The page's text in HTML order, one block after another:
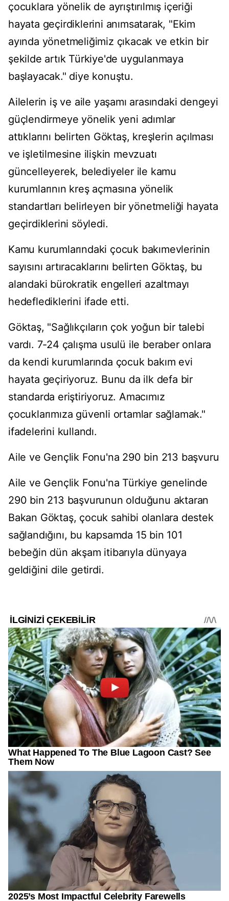
çocuklara yönelik de ayrıştırılmış içeriği
hayata geçirdiklerini anımsatarak, "Ekim
ayında yönetmeliğimiz çıkacak ve etkin bir
şekilde artık Türkiye'de uygulanmaya
başlayacak." diye konuştu.
Ailelerin iş ve aile yaşamı arasındaki dengeyi
güçlendirmeye yönelik yeni adımlar
attıklarını belirten Göktaş, kreşlerin açılması
ve işletilmesine ilişkin mevzuatı
güncelleyerek, belediyeler ile kamu
kurumlarının kreş açmasına yönelik
standartları belirleyen bir yönetmeliği hayata
geçirdiklerini söyledi.
Kamu kurumlarındaki çocuk bakımevlerinin
sayısını artıracaklarını belirten Göktaş, bu
alandaki bürokratik engelleri azaltmayı
hedeflediklerini ifade etti.
Göktaş, "Sağlıkçıların çok yoğun bir talebi
vardı. 7-24 çalışma usulü ile beraber onlara
da kendi kurumlarında çocuk bakım evi
hayata geçiriyoruz. Bunu da ilk defa bir
standarda eriştiriyoruz. Amacımız
çocuklarımıza güvenli ortamlar sağlamak."
ifadelerini kullandı.
Aile ve Gençlik Fonu'na 290 bin 213 başvuru
Aile ve Gençlik Fonu'na Türkiye genelinde
290 bin 213 başvurunun olduğunu aktaran
Bakan Göktaş, çocuk sahibi olanlara destek
sağlandığını, bu kapsamda 15 bin 101
bebeğin dün akşam itibarıyla dünyaya
geldiğini dile getirdi.